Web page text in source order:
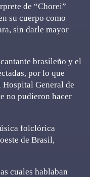
de “Chorei”
su cuerpo como
sin darle mayor
brasileño y el
por lo que
Hospital General de
no pudieron hacer
folclórica
de Brasil,
cuales hablaban